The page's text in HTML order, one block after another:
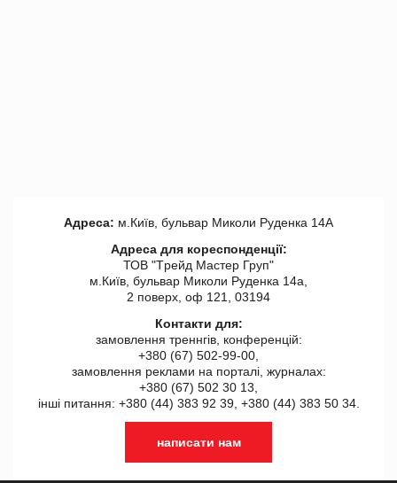
Адреса: м.Київ, бульвар Миколи Руденка 14А
Адреса для кореспонденції:
ТОВ "Tрейд Мастер Груп"
м.Київ, бульвар Миколи Руденка 14а,
2 поверх, оф 121, 03194
Контакти для:
замовлення треннгів, конференцій:
+380 (67) 502-99-00,
замовлення реклами на порталі, журналах:
+380 (67) 502 30 13,
інші питання: +380 (44) 383 92 39, +380 (44) 383 50 34.
написати нам